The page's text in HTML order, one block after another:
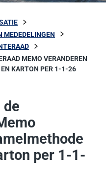
MEDEDELINGEN
MEMO VERANDEREN
KARTON PER 1-1-26
de
per 1-1-